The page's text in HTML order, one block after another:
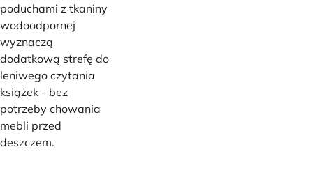
poduchami z tkaniny
wodoodpornej
wyznaczą
dodatkową strefę do
leniwego czytania
książek - bez
potrzeby chowania
mebli przed
deszczem.